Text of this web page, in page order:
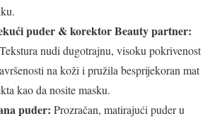
puder & korektor Beauty partner:
nudi dugotrajnu, visoku pokrivenost
na koži i pružila besprijekoran mat
kao da nosite masku.
puder: Prozračan, matirajući puder u